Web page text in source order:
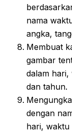
nama
angka,
Membuat
gambar
dalam hari,
dan tahun.
dengan
hari, waktu